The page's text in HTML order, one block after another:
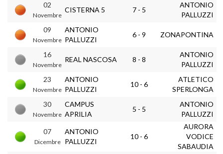
02
Novembre
CISTERNA 5 7 - 5
ANTONIO
PALLUZZI
09
Novembre
ANTONIO
PALLUZZI
6 - 9 ZONAPONTINA
16
Novembre
REAL NASCOSA 8 - 8
ANTONIO
PALLUZZI
23
Novembre
ANTONIO
PALLUZZI
10 - 6
ATLETICO
SPERLONGA
30
Novembre
CAMPUS
APRILIA
5 - 5
ANTONIO
PALLUZZI
07
Dicembre
ANTONIO
PALLUZZI
10 - 6
AURORA
VODICE
SABAUDIA